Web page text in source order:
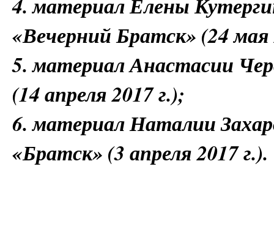
«Вечерний Братск» (24 мая
5. материал Анастасии
(14 апреля 2017 г.);
6. материал Наталии
«Братск» (3 апреля 2017 г.).